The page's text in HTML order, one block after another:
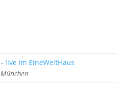
live im EineWeltHaus